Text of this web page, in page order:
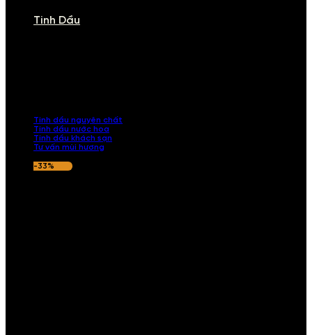
Tinh Dầu
Tinh dầu nguyên chất
Tinh dầu nước hoa
Tinh dầu khách sạn
Tư vấn mùi hương
-33%